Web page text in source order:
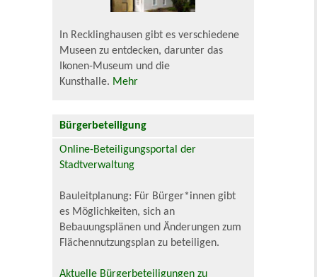
In Recklinghausen gibt es verschiedene
Museen zu entdecken, darunter das
Ikonen-Museum und die
Kunsthalle. Mehr
Bürgerbeteiligung
Online-Beteiligungsportal der
Stadtverwaltung
Bauleitplanung: Für Bürger*innen gibt
es Möglichkeiten, sich an
Bebauungsplänen und Änderungen zum
Flächennutzungsplan zu beteiligen.
Aktuelle Bürgerbeteiligungen zu